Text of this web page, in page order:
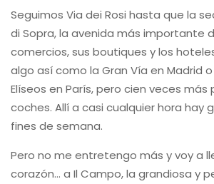
Seguimos Via dei Rosi hasta que la
di Sopra, la avenida más importante
comercios, sus boutiques y los
algo así como la Gran Vía en Madrid
Elíseos en París, pero cien veces más
coches. Allí a casi cualquier hora hay
fines de semana.
Pero no me entretengo más y voy a
corazón… a Il Campo, la grandiosa y